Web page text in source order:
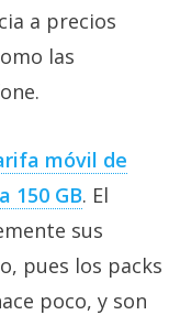
a precios
las
móvil de
150 GB‎. El
sus
pues los packs
poco, y son